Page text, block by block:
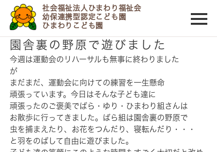
社会福祉法人ひまわり福祉会
幼保連携型認定こども園
ひまわりこども園
2017/09/29
園舎裏の野原で遊びました
今週は運動会のリハーサルも無事に終わりました
が
まだまだ、運動会に向けての練習を一生懸命
頑張っています。今日はそんな子ども達に
頑張ったのご褒美でばら・ゆり・ひまわり組さんは
お散歩に行ってきました。ばら組は園舎裏の野原で
虫を捕まえたり、お花をつんだり、寝転んだり・・・
と羽をのばして自由に遊びました。